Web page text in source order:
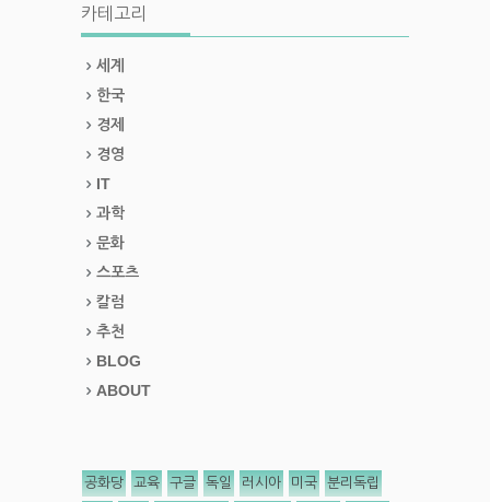
카테고리
세계
한국
경제
경영
IT
과학
문화
스포츠
칼럼
추천
BLOG
ABOUT
공화당 교육 구글 독일 러시아 미국 분리독립